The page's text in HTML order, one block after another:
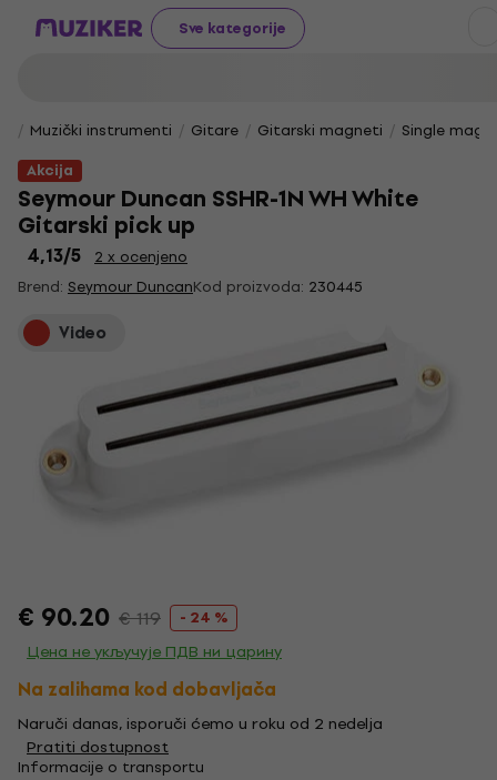
Sve kategorije
Muzički instrumenti Gitare Gitarski magneti
Single
Akcija
Seymour Duncan SSHR-1N WH White
Gitarski pick up
4,13/5
2 x ocenjeno
Brend: Seymour DuncanKod proizvoda: 230445
Video
€ 90.20 € 119 - 24 %
Цена не укључује ПДВ ни царину
Na zalihama kod dobavljača
Naruči danas, isporuči ćemo u roku od 2 nedelja
Pratiti dostupnost
Informacije o transportu